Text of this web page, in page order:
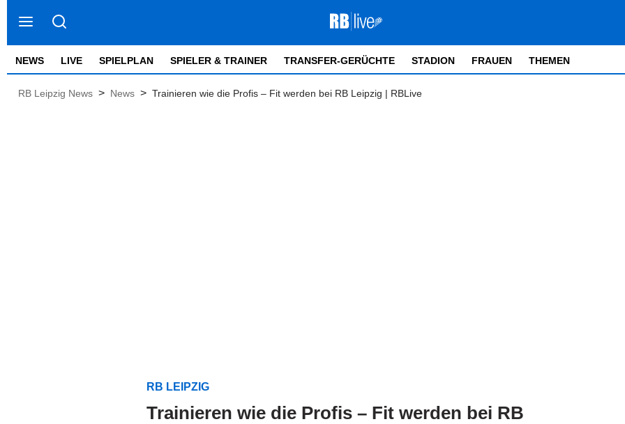
NEWS LIVE SPIELPLAN SPIELER & TRAINER TRANSFER-GERÜCHTE STADION FRAUEN THEMEN
RB Leipzig News > News > Trainieren wie die Profis – Fit werden bei RB Leipzig | RBLive
RB LEIPZIG
Trainieren wie die Profis – Fit werden bei RB